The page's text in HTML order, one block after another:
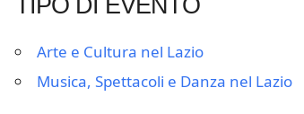
TIPO DI EVENTO
Arte e Cultura nel Lazio
Musica, Spettacoli e Danza nel Lazio